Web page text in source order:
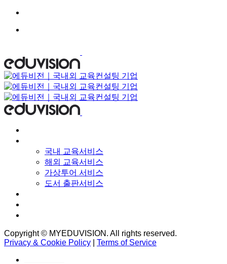
content
국내 교육서비스
해외 교육서비스
가상투어 서비스
도서 출판서비스
Copyright © MYEDUVISION. All rights reserved.
Privacy & Cookie Policy
Terms of Service